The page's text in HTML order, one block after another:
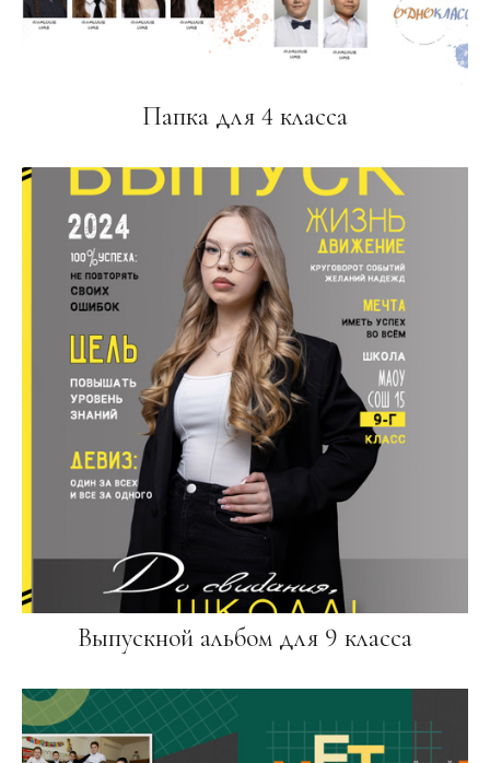
Папка для 4 класса
Выпускной альбом для 9 класса